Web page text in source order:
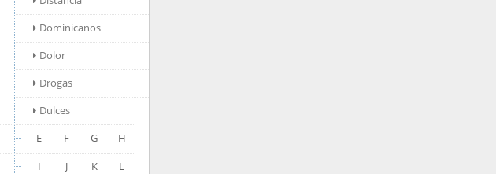
Dominicanos
Dolor
Drogas
Dulces
E
F G
H
I
J K
L